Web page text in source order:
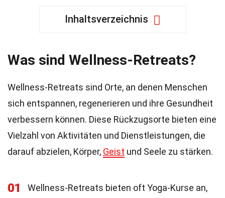
Inhaltsverzeichnis
Was sind Wellness-Retreats?
Wellness-Retreats sind Orte, an denen Menschen
sich entspannen, regenerieren und ihre Gesundheit
verbessern können. Diese Rückzugsorte bieten eine
Vielzahl von Aktivitäten und Dienstleistungen, die
darauf abzielen, Körper, Geist und Seele zu stärken.
01
Wellness-Retreats bieten oft Yoga-Kurse an,